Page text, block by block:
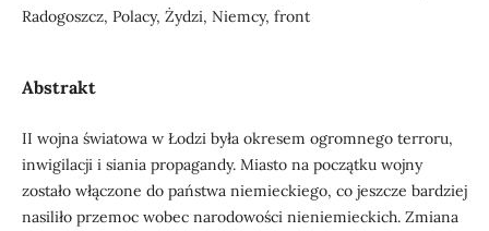
Radogoszcz, Polacy, Żydzi, Niemcy, front
Abstrakt
II wojna światowa w Łodzi była okresem ogromnego terroru,
inwigilacji i siania propagandy. Miasto na początku wojny
zostało włączone do państwa niemieckiego, co jeszcze bardziej
nasiliło przemoc wobec narodowości nieniemieckich. Zmiana